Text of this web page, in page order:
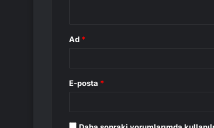
Ad *
E-posta *